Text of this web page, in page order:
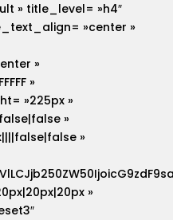
» title_level= »h4″
»center »
»
»
»225px »
»
»
»